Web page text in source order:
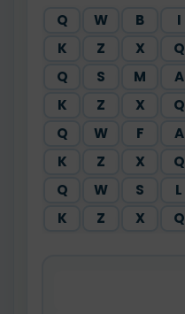
Q W B I
K
Z X Q
Q
S M A
K
Z X Q
Q
W F A
K
Z X Q
Q
W S L
K
Z X Q